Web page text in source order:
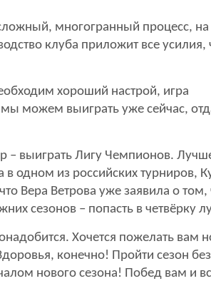
многогранный процесс, на
клуба приложит все усилия,
хороший настрой, игра
мы можем выиграть уже сейчас,
– выиграть Лигу Чемпионов.
одном из российских турниров,
Вера Ветрова уже заявила о том,
сезонов – попасть в четвёрку
Хочется пожелать вам
конечно! Пройти сезон без
нового сезона! Побед вам и